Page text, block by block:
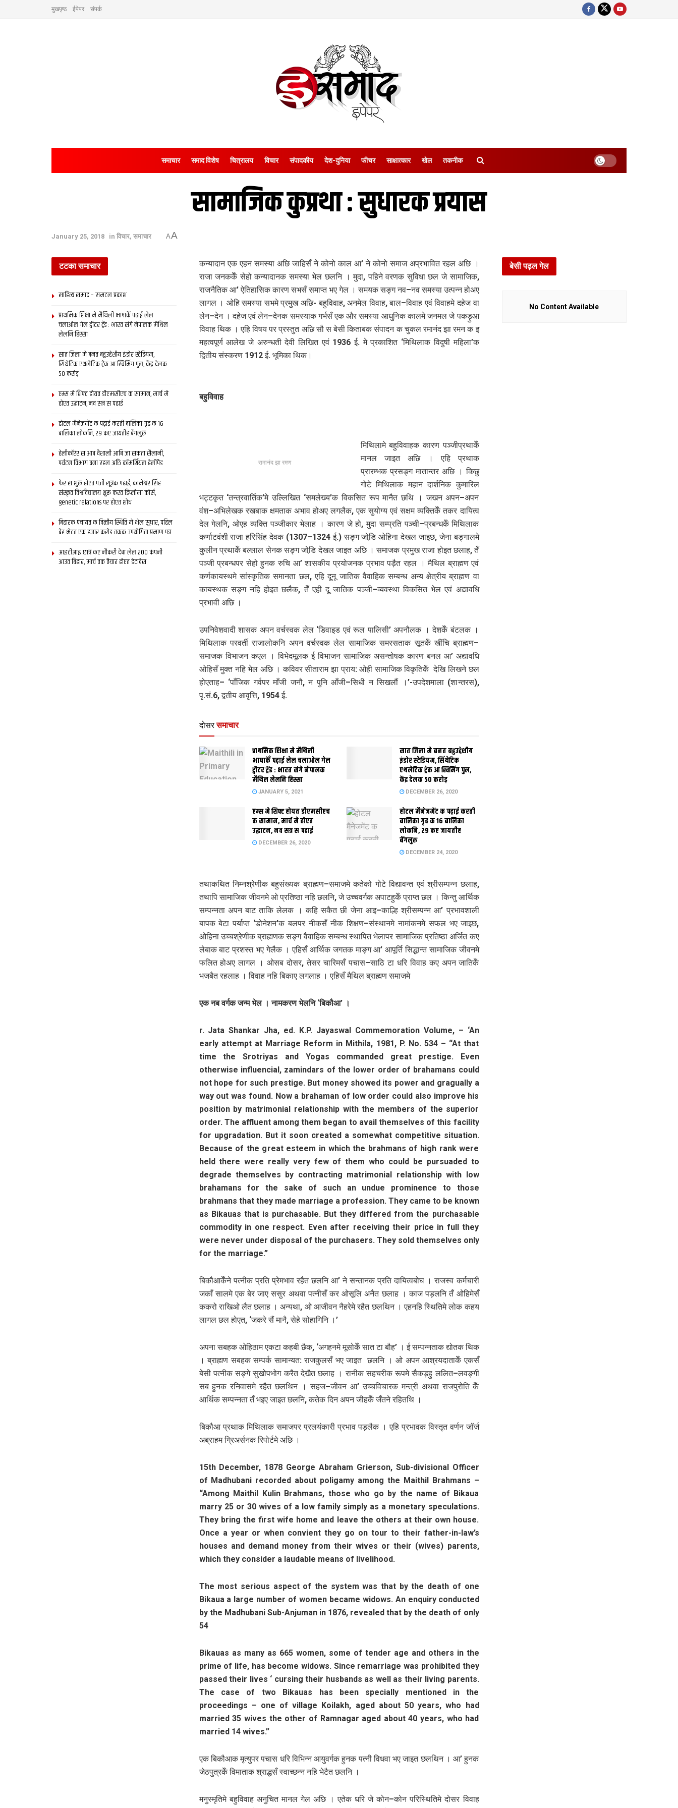
मुखपृष्ठ ईपेपर संपर्क
समाचार समाद विशेष चित्रालय विचार संपादकीय देश-दुनिया फीचर साक्षात्‍कार खेल तकनीक
सामाजिक कुप्रथा : सुधारक प्रयास
January 25, 2018 in विचार, समाचार AA
कन्यादान एक एहन समस्या अछि जाहिसँ ने कोनो काल आ’ ने कोनो समाज अप्रभावित रहल अछि ।
राजा जनककेँ सेहो कन्यादानक समस्या भेल छलनि । मुदा, पहिने वरणक सुविधा छल जे सामाजिक,
राजनैतिक आ’ ऐतिहासिक कारण सभसँ समाप्त भए गेल । समयक सङ्ग नव–नव समस्या उत्पन्न होअए
लागल । ओहि समस्या सभमे प्रमुख अछि- बहुविवाह, अनमेल विवाह, बाल–विवाह एवं विवाहमे दहेज वा
लेन–देन । दहेज एवं लेन–देनक समस्याक गर्भसँ एक और समस्या आधुनिक कालमे जनमल जे पकड़ुआ
विवाह थिक । एहि विषय पर प्रस्‍तुत अछि सौ स बेसी किताबक संपादन क चुकल रमानंद झा रमन क इ
महत्‍वपूर्ण आलेख जे अरुन्धती देवी लिखित एवं 1936 ई. मे प्रकाशित ‘मिथिलाक विदुषी महिला’क
द्वितीय संस्करण 1912 ई. भूमिका थिक।
बहुविवाह
रामानंद झा रमण
मिथिलामे बहुविवाहक कारण पञ्जीप्रथाकेँ
मानल जाइत अछि । एहि प्रथाक
प्रारम्भक प्रसङ्ग मातान्तर अछि । किछु
गोटे मिथिलाक महान दार्शनिक कुमारिल
भट्टकृत ‘तन्त्रवार्तिक’मे उल्लिखित ‘समलेख्य’क विकसित रूप मानैत छथि । जखन अपन–अपन
वंश–अभिलेखक रखबाक क्षमताक अभाव होअए लगलैक, एक सुयोग्य एवं सक्षम व्यक्तिकेँ तकर दायित्व
देल गेलनि, ओएह व्यक्ति पञ्जीकार भेलाह । कारण जे हो, मुदा सम्प्रति पञ्ची–प्रबन्धकेँ मिथिलाक
कर्णाटवंशी राजा हरिसिंह देवक (1307–1324 ई.) सङ्ग जोडि़ ओहिना देखल जाइछ, जेना बङ्गालमे
कुलीन प्रथाकेँ बल्लाल सेनक सङ्ग जोडि़ देखल जाइत अछि । समाजक प्रमुख राजा होइत छलाह, तेँ
पञ्जी प्रबन्धपर सेहो हुनक रुचि आ’ शासकीय प्रयोजनक प्रभाव पड़ैत रहल । मैथिल ब्राह्मण एवं
कर्णकायस्थमे सांस्कृतिक समानता छल, एहि दूनू जातिक वैवाहिक सम्बन्ध अन्य क्षेत्रीय ब्राह्मण वा
कायस्थक सङ्ग नहि होइत छलैक, तेँ एही दू जातिक पञ्जी–व्यवस्था विकसित भेल एवं अद्यावधि
प्रभावी अछि ।
उपनिवेशवादी शासक अपन वर्चस्वक लेल ‘डिवाइड एवं रूल पालिसी’ अपनौलक । देशकेँ बंटलक ।
मिथिलाक परवर्ती राजालोकनि अपन वर्चस्वक लेल सामाजिक समरसताक सूतकेँ खींचि ब्राह्मण–
समाजक विभाजन कएल । विभेदमूलक ई विभाजन सामाजिक असन्तोषक कारण बनल आ’ अद्यावधि
ओहिसँ मुक्त नहि भेल अछि । कविवर सीताराम झा प्राय: ओही सामाजिक विकृतिकेँ देखि लिखने छल
होएताह– ‘पाँजिक गर्वपर माँजी जनौ, न पुनि आँजी–सिधी न सिखलौं ।’-उपदेशमाला (शान्तरस),
पृ.सं.6, द्वतीय आवृत्ति, 1954 ई.
दोसर समाचार
प्राथमिक शि‍क्षा मे मैथि‍ली
भाषाकेँ पढ़ाई लेल चलाओल गेल
ट्वीटर ट्रेंड : भारत संगे नेपालक
मैथिल लेलनि हिस्सा
JANUARY 5, 2021
सात जिला मे बनत बहुउद्देशीय
इंडोर स्‍टेडि‍यम, सिंथेटिक
एथलेटिक ट्रेक आ स्विमिंग पुल,
केंद्र देलक 50 करोड़
DECEMBER 26, 2020
एम्स मे शिफ्ट होयत डीएमसीएच
क सामान, मार्च मे होएत
उद्घाटन, नव सत्र स पढाई
DECEMBER 26, 2020
होटल मैनेजमेंट क पढ़ाई करती
बालिका गृह क 16 बालिका
लोकनि, 29 कए जायतीह
बेंगलुरु
DECEMBER 24, 2020
तथाकथित निम्नश्रेणीक बहुसंख्यक ब्राह्मण–समाजमे कतेको गोटे विद्यावन्त एवं श्रीसम्पन्न छलाह,
तथापि सामाजिक जीवनमे ओ प्रतिष्ठा नहि छलनि, जे उच्चवर्गक अपाटहुकेँ प्राप्त छल । किन्तु आर्थिक
सम्पन्नता अपन बाट ताकि लेलक । कहि सकैत छी जेना आइ–काल्हि श्रीसम्पन्न आ’ प्रभावशाली
बापक बेटा पर्याप्त ‘डोनेशन’क बलपर नीकसँ नीक शिक्षण–संस्थानमे नामांकनमे सफल भए जाइछ,
ओहिना उच्चश्रेणीक ब्राह्मणक सङ्ग वैवाहिक सम्बन्ध स्थापित भेलापर सामाजिक प्रतिष्ठा अर्जित कए
लेबाक बाट प्रशस्त भए गेलैक । एहिसँ आर्थिक जगतक माङ्ग आ’ आपूर्ति सिद्धान्त सामाजिक जीवनमे
फलित होअए लागल । ओसब दोसर, तेसर चारिमसँ पचास–साठि टा धरि विवाह कए अपन जातिकेँ
भजबैत रहलाह । विवाह नहि बिकाए लगलाह । एहिसँ मैथिल ब्राह्मण समाजमे
एक नब वर्गक जन्म भेल । नामकरण भेलनि ‘बिकौआ’ ।
r. Jata Shankar Jha, ed. K.P. Jayaswal Commemoration Volume, – ‘An
early attempt at Marriage Reform in Mithila, 1981, P. No. 534 – “At that
time the Srotriyas and Yogas commanded great prestige. Even
otherwise influencial, zamindars of the lower order of brahamans could
not hope for such prestige. But money showed its power and gragually a
way out was found. Now a brahaman of low order could also improve his
position by matrimonial relationship with the members of the superior
order. The affluent among them began to avail themselves of this facility
for upgradation. But it soon created a somewhat competitive situation.
Because of the great esteem in which the brahmans of high rank were
held there were really very few of them who could be pursuaded to
degrade themselves by contracting matrimonial relationship with low
brahamans for the sake of such an undue prominence to those
brahmans that they made marriage a profession. They came to be known
as Bikauas that is purchasable. But they differed from the purchasable
commodity in one respect. Even after receiving their price in full they
were never under disposal of the purchasers. They sold themselves only
for the marriage.”
बिकौआकेँने पत्नीक प्रति प्रेमभाव रहैत छलनि आ’ ने सन्तानक प्रति दायित्वबोघ । राजस्व कर्मचारी
जकाँ सालमे एक बेर जाए ससुर अथवा पत्नीसँ कर ओसूलि अनैत छलाह । काज पड़लनि तँ ओहिमेसँ
ककरो राखिओ लैत छलाह । अन्यथा, ओ आजीवन नैहरेमे रहैत छलथिन । एहनहि स्थितिमे लोक कहय
लागल छल होएत, ‘जकरे सैं मानै, सेहे सोहागिनि ।’
अपना सबहक ओहिठाम एकटा कहबी छैक, ‘अगहनमे मूसोकेँ सात टा बौह’ । ई सम्पन्नताक द्योतक थिक
। ब्राह्मण सबहक सम्पर्क सामान्यत: राजकुलसँ भए जाइत छलनि । ओ अपन आश्रयदाताकेँ एकसँ
बेसी पत्नीक सङ्गे सुखोपभोग करैत देखैत छलाह । रानीक सहचरीक रूपमे सैकड़हु ललित–लवङ्गी
सब हुनक रनिवासमे रहैत छलथिन । सहज–जीवन आ’ उच्चविचारक मन्त्री अथवा राजपुरोति केँ
आर्थिक सम्पन्नता तँ भइए जाइत छलनि, कतेक दिन अपन जीहकेँ जँतने रहितथि ।
बिकौआ प्रथाक मिथिलाक समाजपर प्रलयंकारी प्रभाव पड़लैक । एहि प्रभावक विस्तृत वर्णन जॉर्ज
अब्राहम ग्रिअर्सनक रिपोर्टमे अछि ।
15th December, 1878 George Abraham Grierson, Sub-divisional Officer
of Madhubani recorded about poligamy among the Maithil Brahmans –
“Among Maithil Kulin Brahmans, those who go by the name of Bikaua
marry 25 or 30 wives of a low family simply as a monetary speculations.
They bring the first wife home and leave the others at their own house.
Once a year or when convient they go on tour to their father-in-law’s
houses and demand money from their wives or their (wives) parents,
which they consider a laudable means of livelihood.
The most serious aspect of the system was that by the death of one
Bikaua a large number of women became widows. An enquiry conducted
by the Madhubani Sub-Anjuman in 1876, revealed that by the death of only
54
Bikauas as many as 665 women, some of tender age and others in the
prime of life, has become widows. Since remarriage was prohibited they
passed their lives ‘ cursing their husbands as well as their living parents.
The case of two Bikauas has been specially mentioned in the
proceedings – one of village Koilakh, aged about 50 years, who had
married 35 wives the other of Ramnagar aged about 40 years, who had
married 14 wives.”
एक बिकौआक मृत्युपर पचास धरि विभिन्न आयुवर्गक हुनक पत्नी विधवा भए जाइत छलथिन । आ’ हुनक
जेठपुत्रकेँ विमाताक श्राद्धसँ स्वाच्छन्न नहि भेटैत छलनि ।
मनुस्मृतिमे बहुविवाह अनुचित मानल गेल अछि । एतेक धरि जे कोन–कोन परिस्थितिमे दोसर विवाह
टटका समाचार
साहित्य समाद – समटल प्रकाश
प्राथमिक शि‍क्षा मे मैथि‍ली भाषाकेँ पढ़ाई लेल
चलाओल गेल ट्वीटर ट्रेंड : भारत संगे नेपालक मैथिल
लेलनि हिस्सा
सात जिला मे बनत बहुउद्देशीय इंडोर स्‍टेडि‍यम,
सिंथेटिक एथलेटिक ट्रेक आ स्विमिंग पुल, केंद्र देलक
50 करोड़
एम्स मे शिफ्ट होयत डीएमसीएच क सामान, मार्च मे
होएत उद्घाटन, नव सत्र स पढाई
होटल मैनेजमेंट क पढ़ाई करती बालिका गृह क 16
बालिका लोकनि, 29 कए जायतीह बेंगलुरु
हेलीकॉप्टर स आब वैशाली आबि जा सकता सैलानी,
पर्यटन विभाग बना रहल अछि कॉमर्शियल हेलीपैड
फेर स शुरू होएत पंजी सूत्रक पढाई, कामेश्वर सिंह
संस्कृत विश्वविद्यालय शुरू करत डिप्लोमा कोर्स,
genetic relations पर होएत शोध
बिहारक पंचायत क वित्‍तीय स्थिति मे भेल सुधार, पहिल
बेर भेटत एक हजार करोड़ तकक उपयोगिता प्रमाण पत्र
आइटीआइ छात्र कए नौकरी देबा लेल 200 कंपनी
आउत बिहार, मार्च तक तैयार होएत डेटाबेस
बेसी पढ़ल गेल
No Content Available